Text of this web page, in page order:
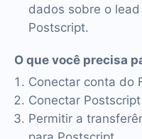
dados sobre o
Postscript.
O que você precisa
Conectar conta do
Conectar
Permitir a